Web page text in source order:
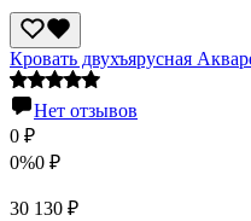
Кровать двухъярусная
Нет отзывов
0 ₽
0%0 ₽
30 130 ₽